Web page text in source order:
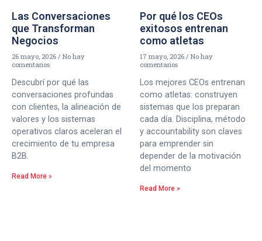
Las Conversaciones
que Transforman
Negocios
26 mayo, 2026
No hay
comentarios
Descubrí por qué las
conversaciones profundas
con clientes, la alineación de
valores y los sistemas
operativos claros aceleran el
crecimiento de tu empresa
B2B.
Read More »
Por qué los CEOs
exitosos entrenan
como atletas
17 mayo, 2026
No hay
comentarios
Los mejores CEOs entrenan
como atletas: construyen
sistemas que los preparan
cada día. Disciplina, método
y accountability son claves
para emprender sin
depender de la motivación
del momento
Read More »